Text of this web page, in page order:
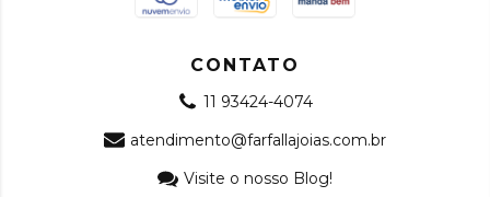
CONTATO
11 93424-4074
atendimento@farfallajoias.com.br
Visite o nosso Blog!